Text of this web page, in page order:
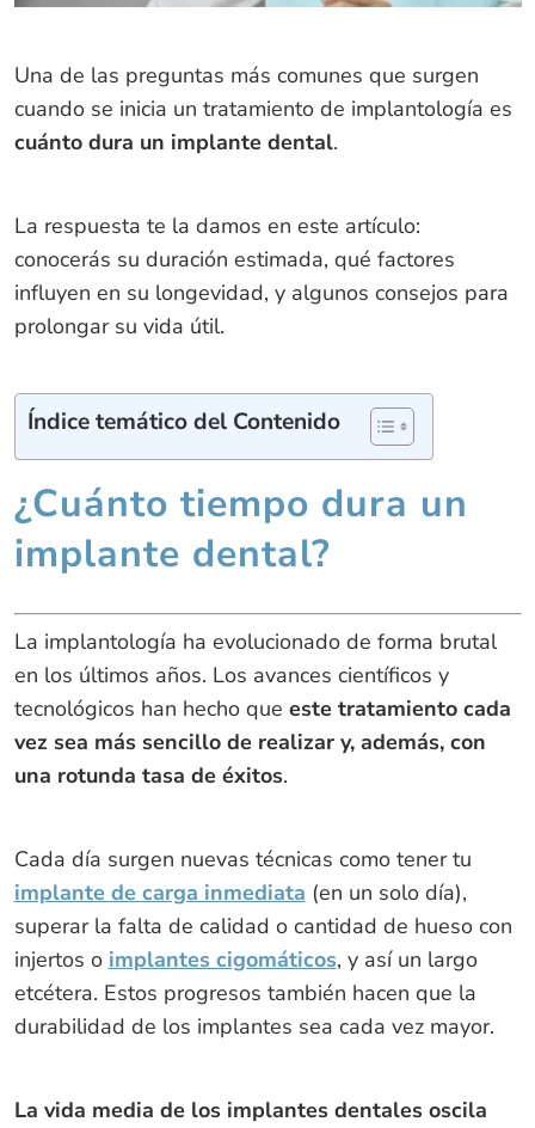
Una de las preguntas más comunes que surgen
cuando se inicia un tratamiento de implantología es
cuánto dura un implante dental.
La respuesta te la damos en este artículo:
conocerás su duración estimada, qué factores
influyen en su longevidad, y algunos consejos para
prolongar su vida útil.
Índice temático del Contenido
¿Cuánto tiempo dura un
implante dental?
La implantología ha evolucionado de forma brutal
en los últimos años. Los avances científicos y
tecnológicos han hecho que este tratamiento cada
vez sea más sencillo de realizar y, además, con
una rotunda tasa de éxitos.
Cada día surgen nuevas técnicas como tener tu
implante de carga inmediata (en un solo día),
superar la falta de calidad o cantidad de hueso con
injertos o implantes cigomáticos, y así un largo
etcétera. Estos progresos también hacen que la
durabilidad de los implantes sea cada vez mayor.
La vida media de los implantes dentales oscila